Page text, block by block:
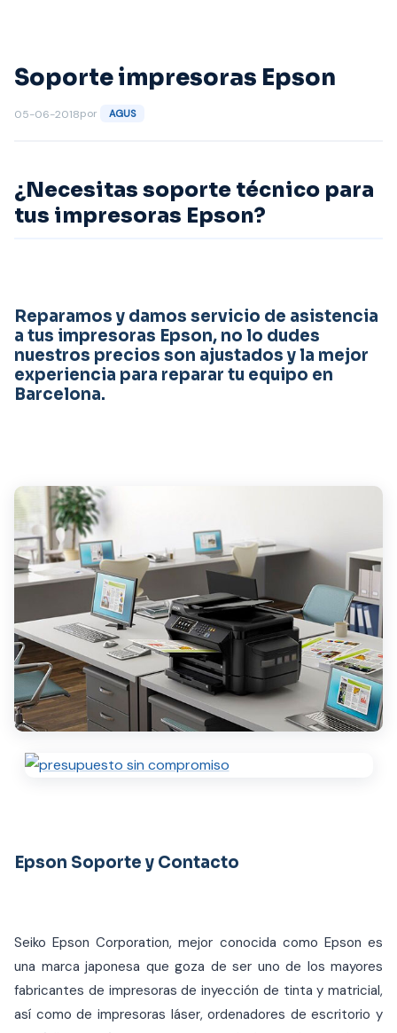
Soporte impresoras Epson
05-06-2018por AGUS
¿Necesitas soporte técnico para
tus impresoras Epson?
Reparamos y damos servicio de asistencia
a tus impresoras Epson, no lo dudes
nuestros precios son ajustados y la mejor
experiencia para reparar tu equipo en
Barcelona.
Epson Soporte y Contacto
Seiko Epson Corporation, mejor conocida como Epson es
una marca japonesa que goza de ser uno de los mayores
fabricantes de impresoras de inyección de tinta y matricial,
así como de impresoras láser, ordenadores de escritorio y